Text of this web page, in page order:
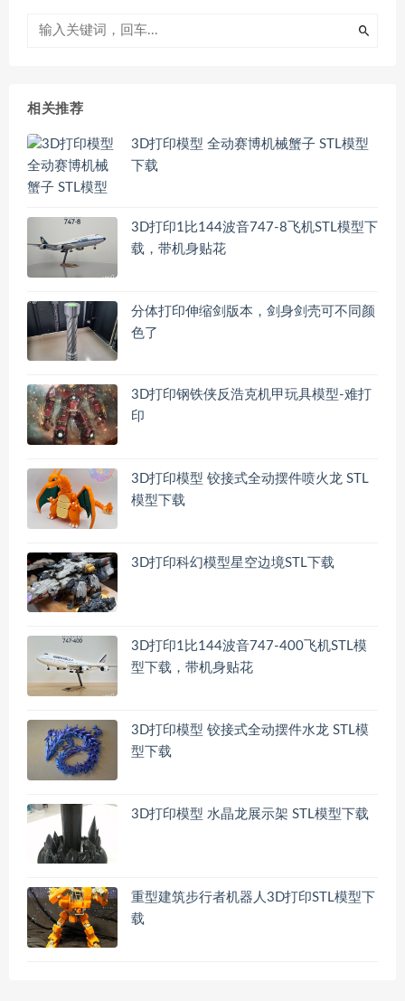
相关推荐
3D打印模型 全动赛博机械蟹子 STL模型
下载
3D打印1比144波音747-8飞机STL模型下
载，带机身贴花
分体打印伸缩剑版本，剑身剑壳可不同颜
色了
3D打印钢铁侠反浩克机甲玩具模型-难打
印
3D打印模型 铰接式全动摆件喷火龙 STL
模型下载
3D打印科幻模型星空边境STL下载
3D打印1比144波音747-400飞机STL模
型下载，带机身贴花
3D打印模型 铰接式全动摆件水龙 STL模
型下载
3D打印模型 水晶龙展示架 STL模型下载
重型建筑步行者机器人3D打印STL模型下
载